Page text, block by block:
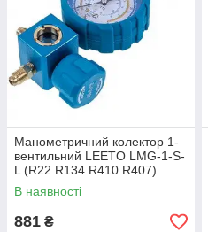
Манометричний колектор 1-
вентильний LEETO LMG-1-S-
L (R22 R134 R410 R407)
низького тиску
В наявності
881 ₴